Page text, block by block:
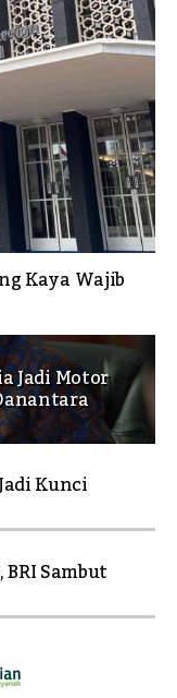
Kaya Wajib
Jadi Motor
Kunci
Sambut